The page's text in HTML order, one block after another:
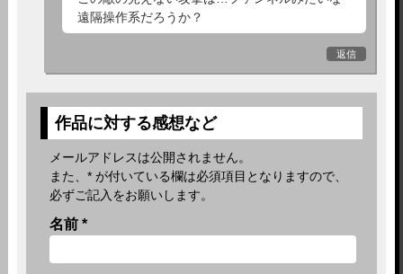
遠隔操作系だろうか？
返信
作品に対する感想など
メールアドレスは公開されません。
また、 *が付いている欄は必須項目となりますので、
必ずご記入をお願いします。
名前 *